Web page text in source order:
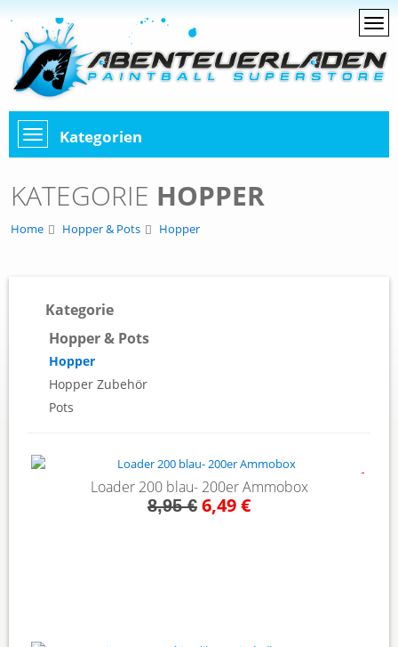
Kategorien
KATEGORIE HOPPER
Home Hopper & Pots Hopper
Kategorie
Hopper & Pots
Hopper
Hopper Zubehör
Pots
Loader 200 blau- 200er Ammobox
8,95 € 6,49 €